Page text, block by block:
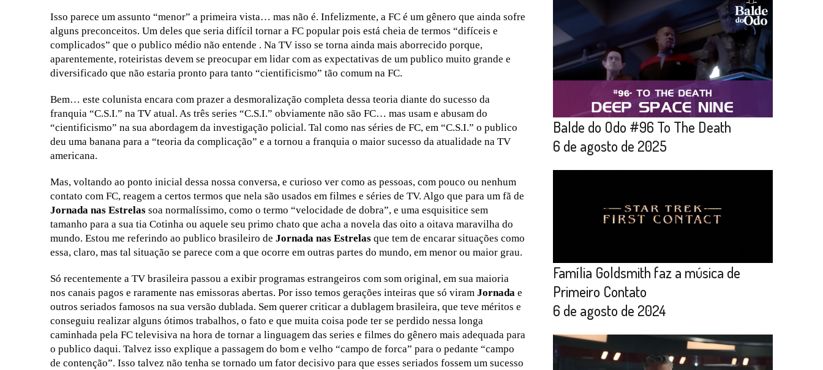
Isso parece um assunto “menor” a primeira vista… mas não é. Infelizmente, a FC é um gênero que ainda sofre
alguns preconceitos. Um deles que seria difícil tornar a FC popular pois está cheia de termos “difíceis e
complicados” que o publico médio não entende . Na TV isso se torna ainda mais aborrecido porque,
aparentemente, roteiristas devem se preocupar em lidar com as expectativas de um publico muito grande e
diversificado que não estaria pronto para tanto “cientificismo” tão comum na FC.
Bem… este colunista encara com prazer a desmoralização completa dessa teoria diante do sucesso da
franquia “C.S.I.” na TV atual. As três series “C.S.I.” obviamente não são FC… mas usam e abusam do
“cientificismo” na sua abordagem da investigação policial. Tal como nas séries de FC, em “C.S.I.” o publico
deu uma banana para a “teoria da complicação” e a tornou a franquia o maior sucesso da atualidade na TV
americana.
Mas, voltando ao ponto inicial dessa nossa conversa, e curioso ver como as pessoas, com pouco ou nenhum
contato com FC, reagem a certos termos que nela são usados em filmes e séries de TV. Algo que para um fã de
Jornada nas Estrelas soa normalíssimo, como o termo “velocidade de dobra”, e uma esquisitice sem
tamanho para a sua tia Cotinha ou aquele seu primo chato que acha a novela das oito a oitava maravilha do
mundo. Estou me referindo ao publico brasileiro de Jornada nas Estrelas que tem de encarar situações como
essa, claro, mas tal situação se parece com a que ocorre em outras partes do mundo, em menor ou maior grau.
Só recentemente a TV brasileira passou a exibir programas estrangeiros com som original, em sua maioria
nos canais pagos e raramente nas emissoras abertas. Por isso temos gerações inteiras que só viram Jornada e
outros seriados famosos na sua versão dublada. Sem querer criticar a dublagem brasileira, que teve méritos e
conseguiu realizar alguns ótimos trabalhos, o fato e que muita coisa pode ter se perdido nessa longa
caminhada pela FC televisiva na hora de tornar a linguagem das series e filmes do gênero mais adequada para
o publico daqui. Talvez isso explique a passagem do bom e velho “campo de forca” para o pedante “campo
de contenção”. Isso talvez não tenha se tornado um fator decisivo para que esses seriados fossem um sucesso
Balde do Odo #96 To The Death
6 de agosto de 2025
Família Goldsmith faz a música de
Primeiro Contato
6 de agosto de 2024